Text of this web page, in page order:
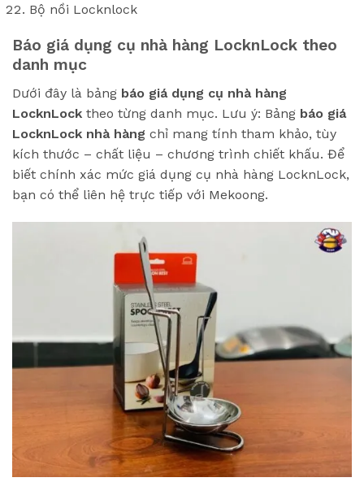
Bộ nồi Locknlock
Báo giá dụng cụ nhà hàng LocknLock theo
danh mục
Dưới đây là bảng báo giá dụng cụ nhà hàng
LocknLock theo từng danh mục. Lưu ý: Bảng báo giá
LocknLock nhà hàng chỉ mang tính tham khảo, tùy
kích thước – chất liệu – chương trình chiết khấu. Để
biết chính xác mức giá dụng cụ nhà hàng LocknLock,
bạn có thể liên hệ trực tiếp với Mekoong.